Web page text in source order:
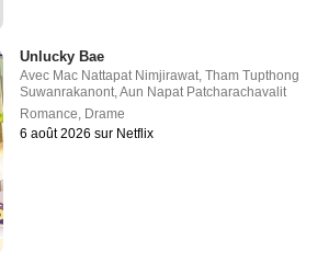
Unlucky Bae
Avec Mac Nattapat Nimjirawat,Tham Tupthong
Suwanrakanont,Aun Napat Patcharachavalit
Romance, Drame
6 août 2026 sur Netflix